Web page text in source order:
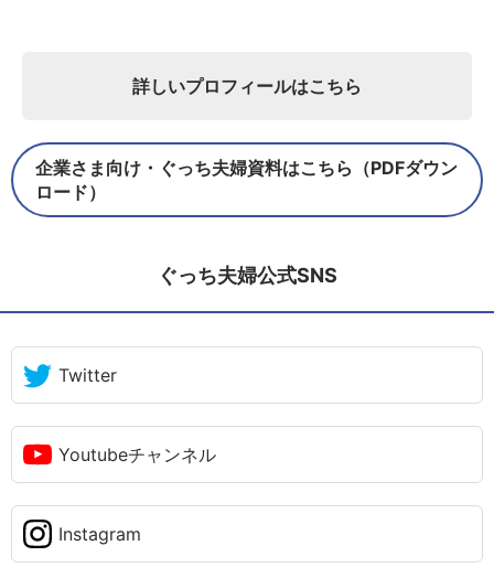
詳しいプロフィールはこちら
企業さま向け・ぐっち夫婦資料はこちら（PDFダウン
ロード）
ぐっち夫婦公式SNS
Twitter
Youtubeチャンネル
Instagram